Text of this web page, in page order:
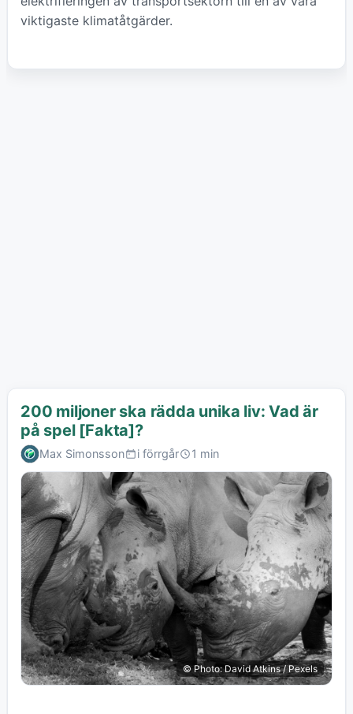
viktigaste klimatåtgärder.
200 miljoner ska rädda unika liv: Vad är
på spel [Fakta]?
Max Simonsson i förrgår 1 min
© Photo: David Atkins / Pexels